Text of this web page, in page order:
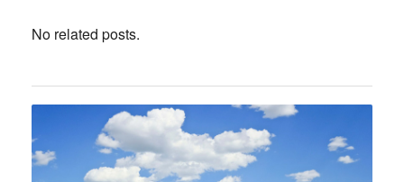
No related posts.